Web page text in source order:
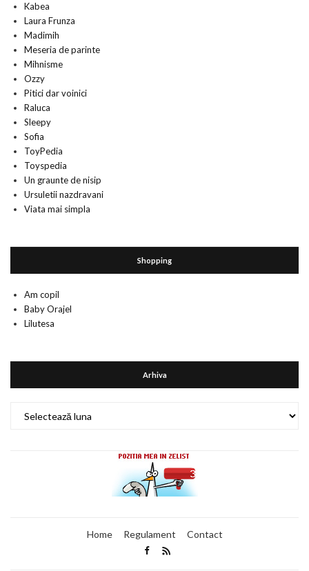
Kabea
Laura Frunza
Madimih
Meseria de parinte
Mihnisme
Ozzy
Pitici dar voinici
Raluca
Sleepy
Sofia
ToyPedia
Toyspedia
Un graunte de nisip
Ursuletii nazdravani
Viata mai simpla
Shopping
Am copil
Baby Orajel
Lilutesa
Arhiva
Home Regulament Contact